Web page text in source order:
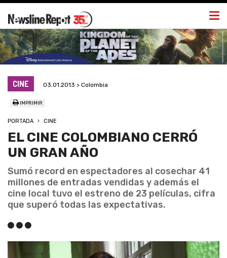
CINE 03.01.2013 > Colombia
IMPRIMIR
PORTADA CINE
EL CINE COLOMBIANO CERRÓ
UN GRAN AÑO
Sumó record en espectadores al cosechar 41
millones de entradas vendidas y además el
cine local tuvo el estreno de 23 películas, cifra
que superó todas las expectativas.